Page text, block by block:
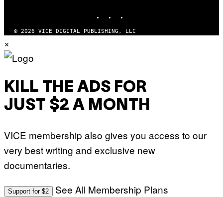
© 2026 VICE DIGITAL PUBLISHING, LLC
×
KILL THE ADS FOR
JUST $2 A MONTH
VICE membership also gives you access to our
very best writing and exclusive new
documentaries.
Support for $2 See All Membership Plans